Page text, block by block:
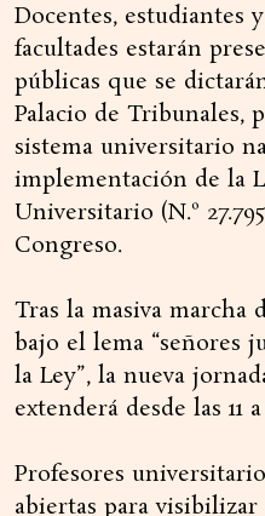
Docentes, estudiantes
facultades estarán
públicas que se
Palacio de Tribunales,
sistema universitario
implementación de la
Universitario (N.º
Congreso.
Tras la masiva marcha
bajo el lema “señores
la Ley”, la nueva
extenderá desde las 11 a
Profesores
abiertas para